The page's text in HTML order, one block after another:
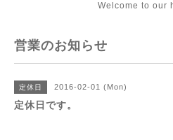
Welcome to our
営業のお知らせ
定休日 2016-02-01 (Mon)
定休日です。